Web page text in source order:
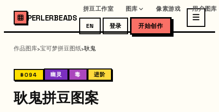
PERLERBEADS
拼豆工作室 图库 像素游戏 用户图库
EN 登录 开始创作
作品图库›宝可梦拼豆图纸›耿鬼
#094 幽灵 毒 进阶
耿鬼拼豆图案